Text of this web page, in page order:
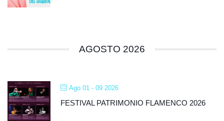
AGOSTO 2026
Ago 01 - 09 2026
FESTIVAL PATRIMONIO FLAMENCO 2026